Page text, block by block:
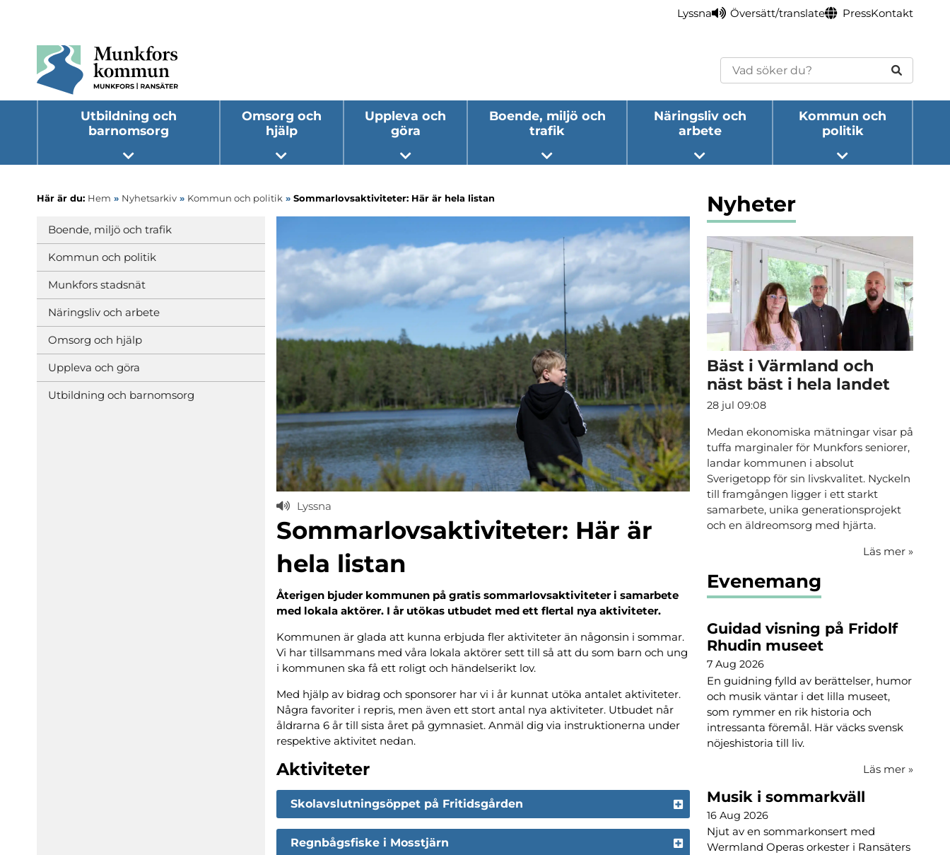
Lyssna Översätt/translate PressKontakt
Sök
Utbildning och
barnomsorg
Öppna undermeny
Omsorg och
hjälp
Öppna undermeny
Uppleva och
göra
Öppna undermeny
Boende, miljö och
trafik
Öppna undermeny
Näringsliv och
arbete
Öppna undermeny
Kommun och
politik
Öppna undermeny
Här är du: Hem » Nyhetsarkiv » Kommun och politik » Sommarlovsaktiviteter: Här är hela listan
Boende, miljö och trafik
Kommun och politik
Munkfors stadsnät
Näringsliv och arbete
Omsorg och hjälp
Uppleva och göra
Utbildning och barnomsorg
Lyssna
Sommarlovsaktiviteter: Här är
hela listan
Återigen bjuder kommunen på gratis sommarlovsaktiviteter i samarbete
med lokala aktörer. I år utökas utbudet med ett flertal nya aktiviteter.
Kommunen är glada att kunna erbjuda fler aktiviteter än någonsin i sommar.
Vi har tillsammans med våra lokala aktörer sett till så att du som barn och ung
i kommunen ska få ett roligt och händelserikt lov.
Med hjälp av bidrag och sponsorer har vi i år kunnat utöka antalet aktiviteter.
Några favoriter i repris, men även ett stort antal nya aktiviteter. Utbudet når
åldrarna 6 år till sista året på gymnasiet. Anmäl dig via instruktionerna under
respektive aktivitet nedan.
Aktiviteter
Skolavslutningsöppet på Fritidsgården
Regnbågsfiske i Mosstjärn
Nyheter
Bäst i Värmland och
näst bäst i hela landet
28 jul 09:08
Medan ekonomiska mätningar visar på
tuffa marginaler för Munkfors seniorer,
landar kommunen i absolut
Sverigetopp för sin livskvalitet. Nyckeln
till framgången ligger i ett starkt
samarbete, unika generationsprojekt
och en äldreomsorg med hjärta.
Läs mer »
Evenemang
Guidad visning på Fridolf
Rhudin museet
7 Aug 2026
En guidning fylld av berättelser, humor
och musik väntar i det lilla museet,
som rymmer en rik historia och
intressanta föremål. Här väcks svensk
nöjeshistoria till liv.
Läs mer »
Musik i sommarkväll
16 Aug 2026
Njut av en sommarkonsert med
Wermland Operas orkester i Ransäters